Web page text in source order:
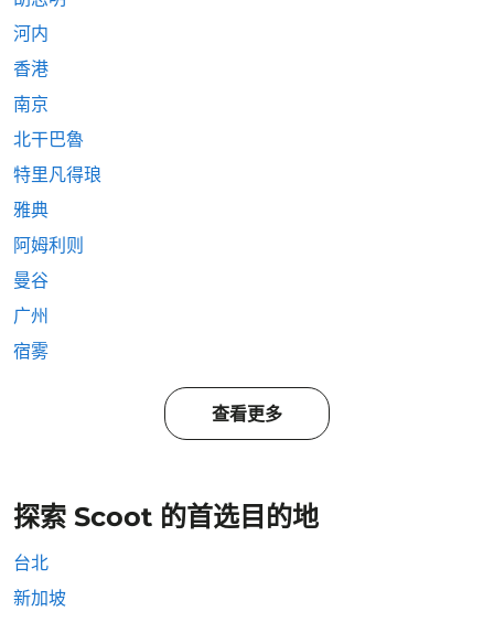
河内
香港
南京
北干巴魯
特里凡得琅
雅典
阿姆利则
曼谷
广州
宿雾
查看更多
探索 Scoot 的首选目的地
台北
新加坡